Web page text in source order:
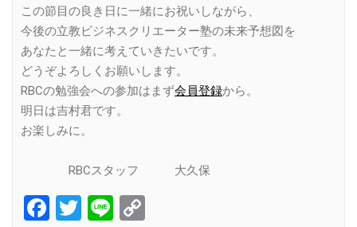
この節目の良き日に一緒にお祝いしながら、
今後の立教ビジネスクリエーター塾の未来予想図を
あなたと一緒に考えていきたいです。
どうぞよろしくお願いします。
RBCの勉強会への参加はまず会員登録から。
明日は吉村君です。
お楽しみに。
RBCスタッフ 大久保
Facebook
Twitter
Line